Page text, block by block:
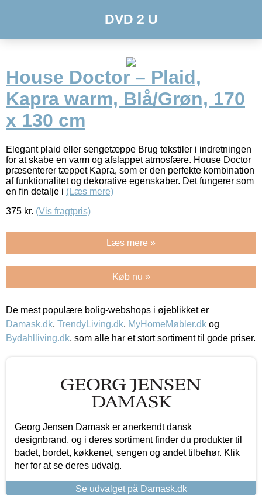
DVD 2 U
House Doctor – Plaid,
Kapra warm, Blå/Grøn, 170
x 130 cm
Elegant plaid eller sengetæppe Brug tekstiler i indretningen
for at skabe en varm og afslappet atmosfære. House Doctor
præsenterer tæppet Kapra, som er den perfekte kombination
af funktionalitet og dekorative egenskaber. Det fungerer som
en fin detalje i (Læs mere)
375 kr. (Vis fragtpris)
Læs mere »
Køb nu »
De mest populære bolig-webshops i øjeblikket er
Damask.dk, TrendyLiving.dk, MyHomeMøbler.dk og
Bydahlliving.dk, som alle har et stort sortiment til gode priser.
Georg Jensen Damask er anerkendt dansk
designbrand, og i deres sortiment finder du produkter til
badet, bordet, køkkenet, sengen og andet tilbehør. Klik
her for at se deres udvalg.
Se udvalget på Damask.dk